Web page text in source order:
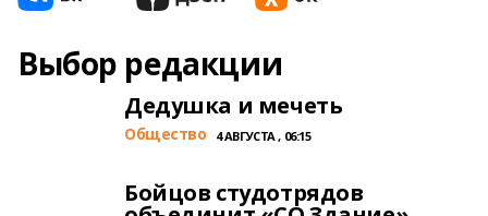
Выбор редакции
Дедушка и мечеть
Общество 4 АВГУСТА , 06:15
Бойцов студотрядов